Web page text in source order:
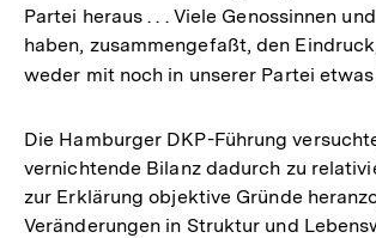
Partei heraus . . . Viele Genossinnen
haben, zusammengefaßt, den
weder mit noch in unserer Partei
Die Hamburger DKP-Führung
vernichtende Bilanz dadurch zu
zur Erklärung objektive Gründe
Veränderungen in Struktur und